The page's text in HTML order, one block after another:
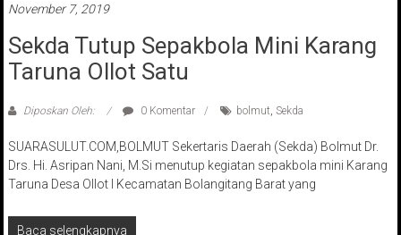
November 7, 2019
Sekda Tutup Sepakbola Mini Karang
Taruna Ollot Satu
Diposkan Oleh: 0 Komentar bolmut Sekda
SUARASULUT.COM,BOLMUT Sekertaris Daerah (Sekda) Bolmut Dr.
Drs. Hi. Asripan Nani, M.Si menutup kegiatan sepakbola mini Karang
Taruna Desa Ollot I Kecamatan Bolangitang Barat yang
Baca selengkapnya